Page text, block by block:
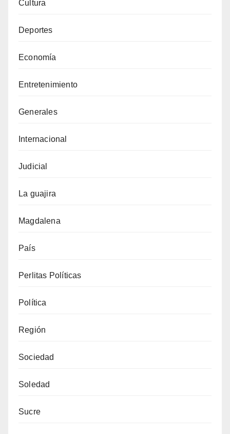
Cultura
Deportes
Economía
Entretenimiento
Generales
Internacional
Judicial
La guajira
Magdalena
País
Perlitas Políticas
Política
Región
Sociedad
Soledad
Sucre